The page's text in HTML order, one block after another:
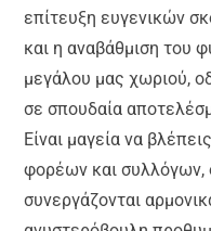
επίτευξη ευγενικών
και η αναβάθμιση του
μεγάλου μας χωριού,
σε σπουδαία
Είναι μαγεία να
φορέων και συλλόγων,
συνεργάζονται